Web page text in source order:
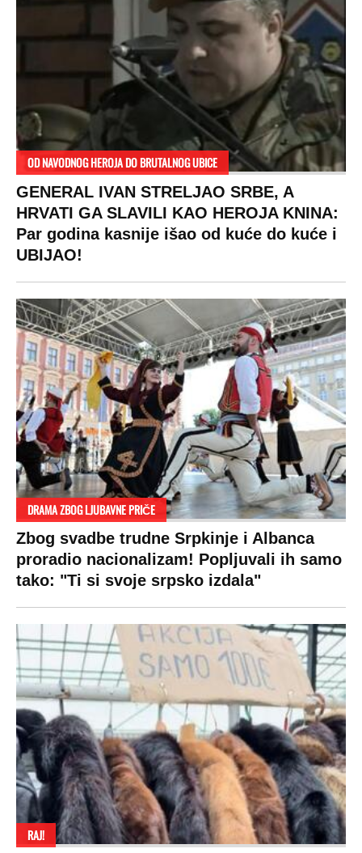
OD NAVODNOG HEROJA DO BRUTALNOG UBICE
GENERAL IVAN STRELJAO SRBE, A
HRVATI GA SLAVILI KAO HEROJA KNINA:
Par godina kasnije išao od kuće do kuće i
UBIJAO!
DRAMA ZBOG LJUBAVNE PRIČE
Zbog svadbe trudne Srpkinje i Albanca
proradio nacionalizam! Popljuvali ih samo
tako: "Ti si svoje srpsko izdala"
RAJ!